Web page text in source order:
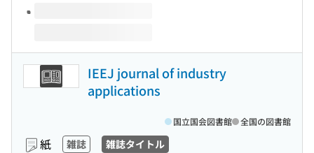
IEEJ journal of industry
applications
紙 雑誌 雑誌タイトル
国立国会図書館 全国の図書館